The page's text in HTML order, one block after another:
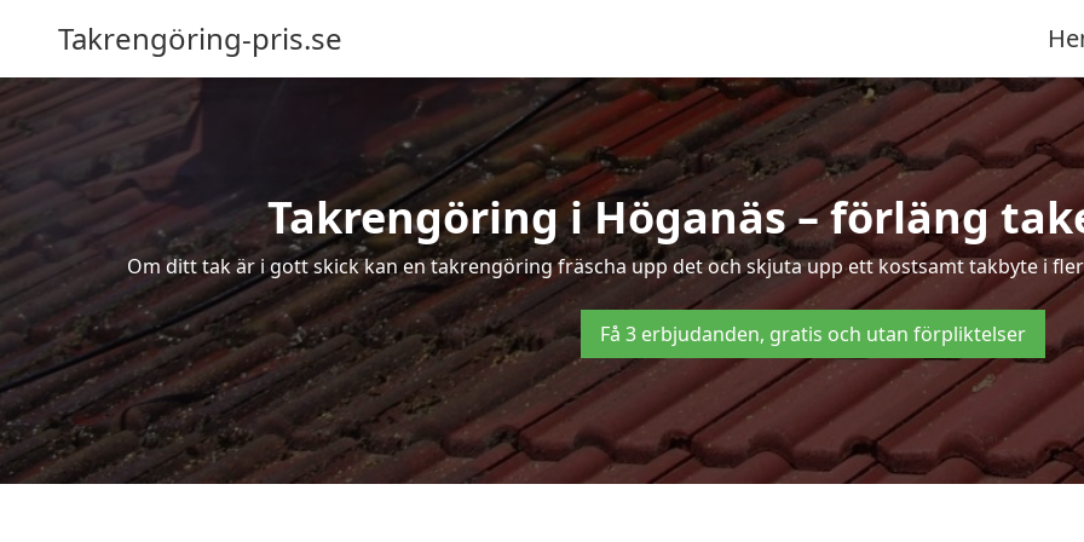
Takrengöring-pris.se
Takrengöring i Höganäs – förläng
Om ditt tak är i gott skick kan en takrengöring fräscha upp det och skjuta upp ett kostsamt takbyte i
Få 3 erbjudanden, gratis och utan förpliktelser